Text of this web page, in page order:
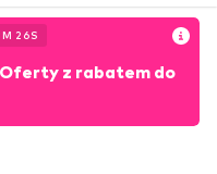
M 24S
z rabatem do